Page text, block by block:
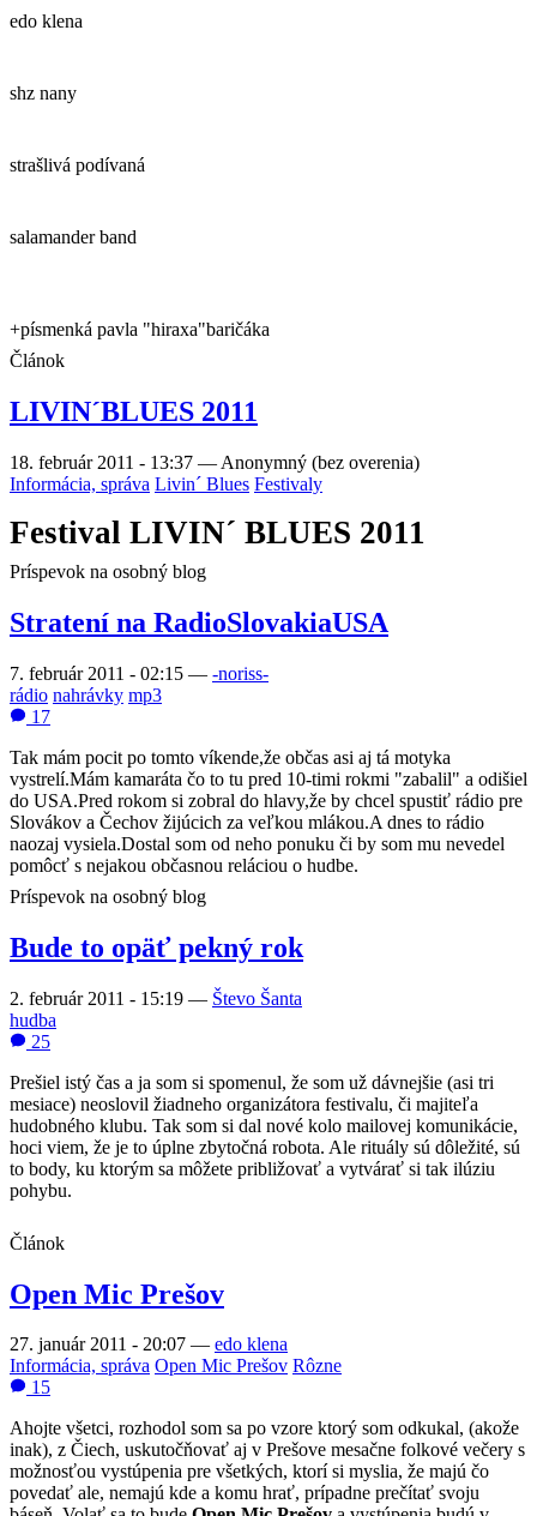
edo klena
shz nany
strašlivá podívaná
salamander band
+písmenká pavla "hiraxa"baričáka
Článok
LIVIN´BLUES 2011
18. február 2011 - 13:37 — Anonymný (bez overenia)
Informácia, správa Livin´ Blues Festivaly
Festival LIVIN´ BLUES 2011
Príspevok na osobný blog
Stratení na RadioSlovakiaUSA
7. február 2011 - 02:15 — -noriss-
rádio nahrávky mp3
17
Tak mám pocit po tomto víkende,že občas asi aj tá motyka
vystrelí.Mám kamaráta čo to tu pred 10-timi rokmi "zabalil" a odišiel
do USA.Pred rokom si zobral do hlavy,že by chcel spustiť rádio pre
Slovákov a Čechov žijúcich za veľkou mlákou.A dnes to rádio
naozaj vysiela.Dostal som od neho ponuku či by som mu nevedel
pomôcť s nejakou občasnou reláciou o hudbe.
Príspevok na osobný blog
Bude to opäť pekný rok
2. február 2011 - 15:19 — Števo Šanta
hudba
25
Prešiel istý čas a ja som si spomenul, že som už dávnejšie (asi tri
mesiace) neoslovil žiadneho organizátora festivalu, či majiteľa
hudobného klubu. Tak som si dal nové kolo mailovej komunikácie,
hoci viem, že je to úplne zbytočná robota. Ale rituály sú dôležité, sú
to body, ku ktorým sa môžete približovať a vytvárať si tak ilúziu
pohybu.
Článok
Open Mic Prešov
27. január 2011 - 20:07 — edo klena
Informácia, správa Open Mic Prešov Rôzne
15
Ahojte všetci, rozhodol som sa po vzore ktorý som odkukal, (akože
inak), z Čiech, uskutočňovať aj v Prešove mesačne folkové večery s
možnosťou vystúpenia pre všetkých, ktorí si myslia, že majú čo
povedať ale, nemajú kde a komu hrať, prípadne prečítať svoju